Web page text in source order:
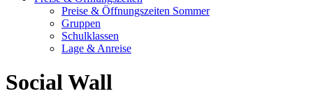
Preise & Öffnungszeiten Sommer
Gruppen
Schulklassen
Lage & Anreise
Social Wall